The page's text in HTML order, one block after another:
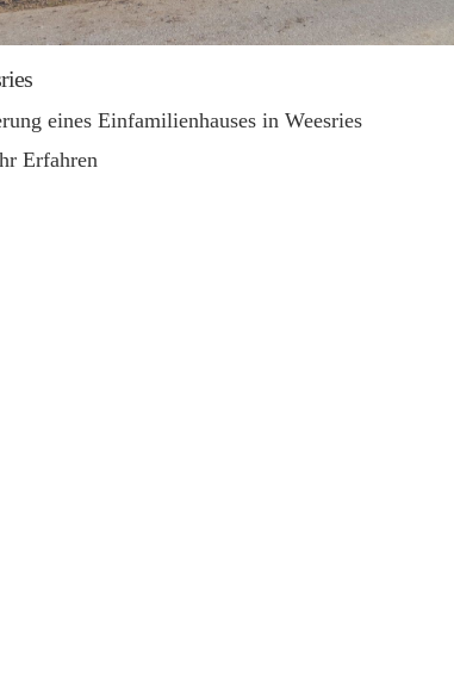
eines Einfamilienhauses in Weesries
Erfahren